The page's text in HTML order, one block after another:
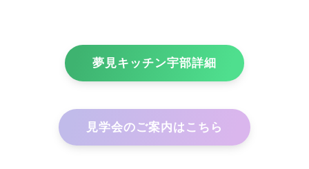
夢見キッチン宇部詳細
見学会のご案内はこちら